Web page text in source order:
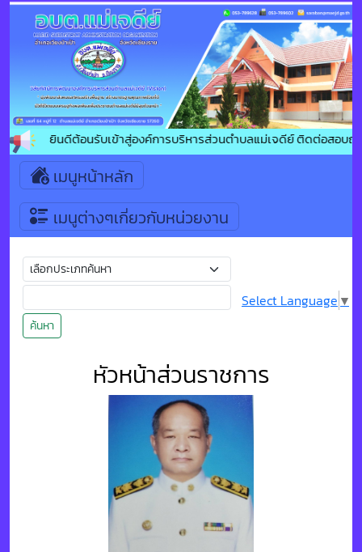
ยินดีต้อนรับเข้าสู่องค์การบริหารส่วนตำบลแม่เจดีย์ ติดต่อสอบถาม :
เมนูหน้าหลัก
เมนูต่างๆเกี่ยวกับหน่วยงาน
ค้นหา
Select Language ▼
หัวหน้าส่วนราชการ